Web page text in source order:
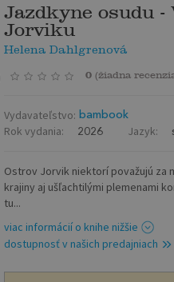
Jazdkyne osudu -
Jorviku
Helena Dahlgrenová
0 (žiadna
Vydavateľstvo: bambook
Rok vydania: 2026 Jazyk:
Ostrov Jorvik niektorí považujú za
krajiny aj ušľachtilými plemenami
tu...
viac informácií o knihe nižšie
dostupnosť v našich predajniach